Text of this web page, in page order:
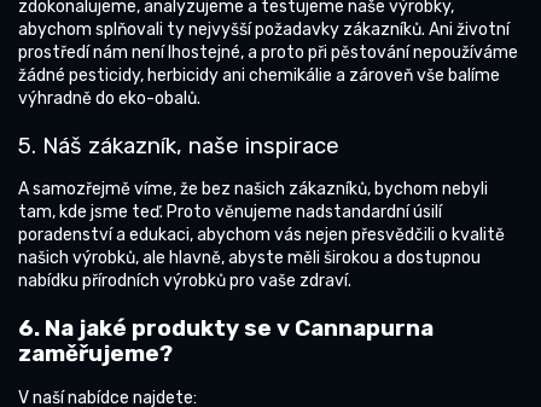
zdokonalujeme, analyzujeme a testujeme naše výrobky,
abychom splňovali ty nejvyšší požadavky zákazníků. Ani životní
prostředí nám není lhostejné, a proto při pěstování nepoužíváme
žádné pesticidy, herbicidy ani chemikálie a zároveň vše balíme
výhradně do eko-obalů.
5. Náš zákazník, naše inspirace
A samozřejmě víme, že bez našich zákazníků, bychom nebyli
tam, kde jsme teď. Proto věnujeme nadstandardní úsilí
poradenství a edukaci, abychom vás nejen přesvědčili o kvalitě
našich výrobků, ale hlavně, abyste měli širokou a dostupnou
nabídku přírodních výrobků pro vaše zdraví.
6. Na jaké produkty se v Cannapurna
zaměřujeme?
V naší nabídce najdete: